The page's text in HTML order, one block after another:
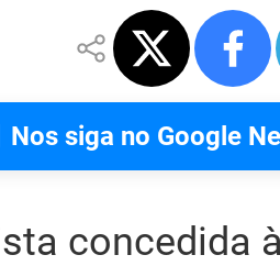
Nos siga no Google
concedida